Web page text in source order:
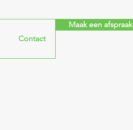
Contact
Maak een afspraak